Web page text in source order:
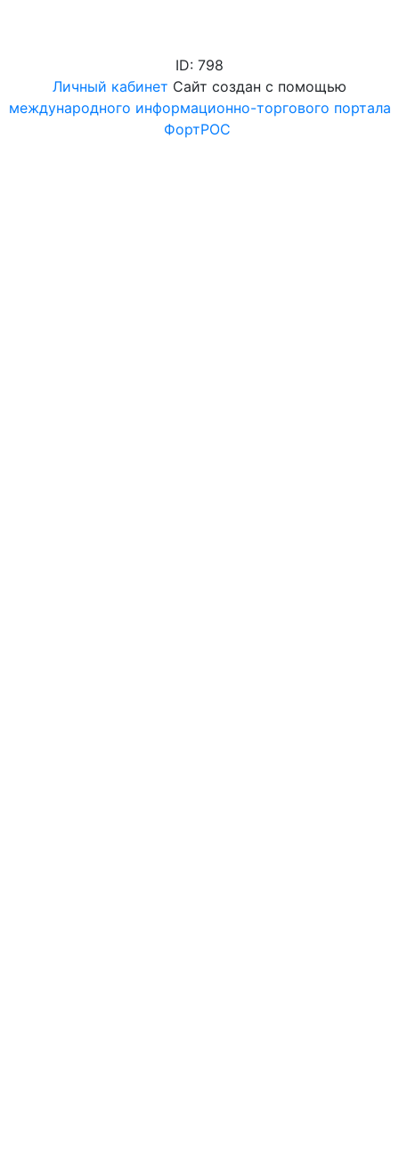
ID: 798
Личный кабинет Сайт создан с помощью
международного информационно-торгового портала
ФортРОС